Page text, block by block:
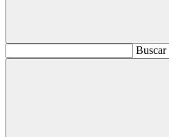
BuscarBuscar